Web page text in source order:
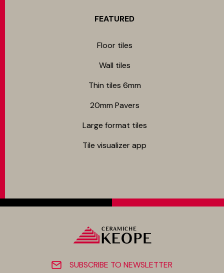
FEATURED
Floor tiles
Wall tiles
Thin tiles 6mm
20mm Pavers
Large format tiles
Tile visualizer app
SUBSCRIBE TO NEWSLETTER